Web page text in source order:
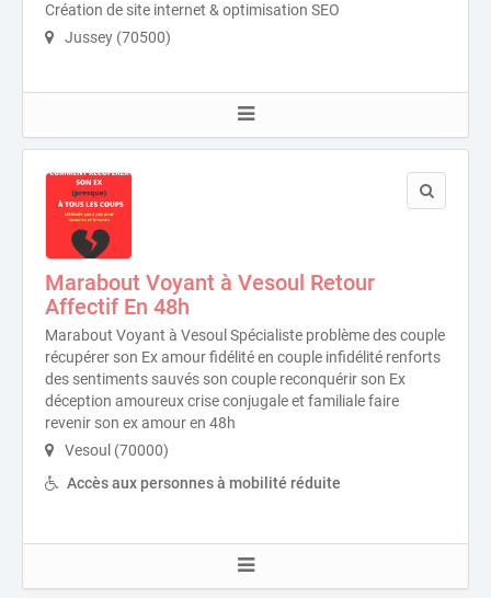
Création de site internet & optimisation SEO
Jussey (70500)
Marabout Voyant à Vesoul Retour
Affectif En 48h
Marabout Voyant à Vesoul Spécialiste problème des couple
récupérer son Ex amour fidélité en couple infidélité renforts
des sentiments sauvés son couple reconquérir son Ex
déception amoureux crise conjugale et familiale faire
revenir son ex amour en 48h
Vesoul (70000)
Accès aux personnes à mobilité réduite